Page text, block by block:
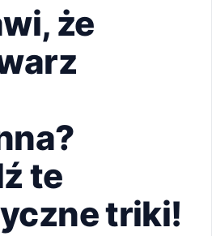
że
te
triki!